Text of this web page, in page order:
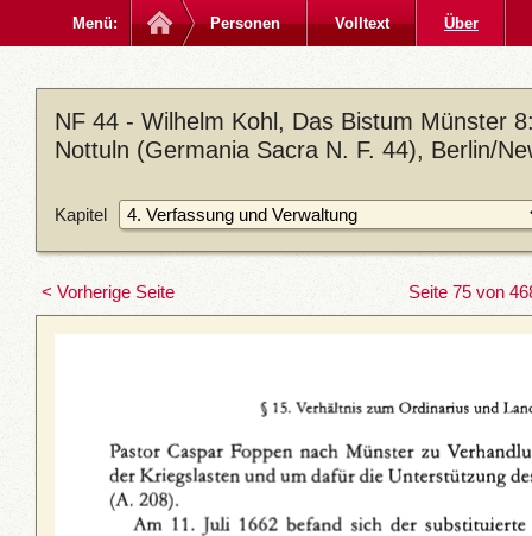
Menü: Personen Volltext Über
NF 44 - Wilhelm Kohl, Das Bistum Münster
Nottuln (Germania Sacra N. F. 44), Berlin/
Kapitel
< Vorherige Seite Seite 75 von